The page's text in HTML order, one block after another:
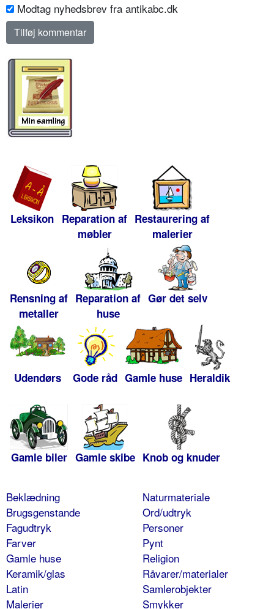
Modtag nyhedsbrev fra antikabc.dk
Leksikon Reparation af
møbler
Restaurering af
malerier
Rensning af
metaller
Reparation af
huse
Gør det selv
Udendørs Gode råd Gamle huse Heraldik
Gamle biler Gamle skibe Knob og knuder
Beklædning
Brugsgenstande
Fagudtryk
Farver
Gamle huse
Keramik/glas
Latin
Malerier
Naturmateriale
Ord/udtryk
Personer
Pynt
Religion
Råvarer/materialer
Samlerobjekter
Smykker